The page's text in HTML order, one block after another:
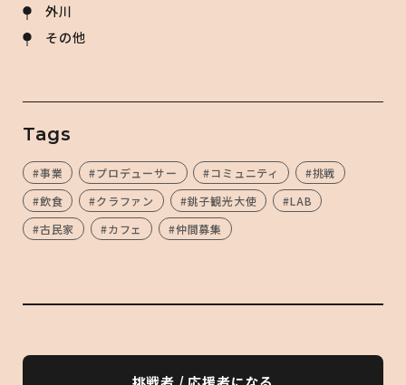
外川
その他
Tags
#事業 #プロデューサー #コミュニティ
#挑戦
#飲食
#クラファン #銚子観光大使
#LAB
#古民家
#カフェ #仲間募集